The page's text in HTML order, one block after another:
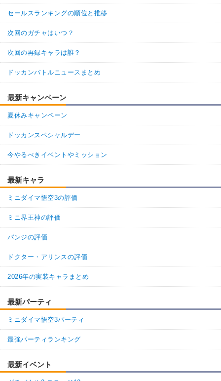
セールスランキングの順位と推移
次回のガチャはいつ？
次回の再録キャラは誰？
ドッカンバトルニュースまとめ
最新キャンペーン
夏休みキャンペーン
ドッカンスペシャルデー
今やるべきイベントやミッション
最新キャラ
ミニダイマ悟空3の評価
ミニ界王神の評価
パンジの評価
ドクター・アリンスの評価
2026年の実装キャラまとめ
最新パーティ
ミニダイマ悟空3パーティ
最強パーティランキング
最新イベント